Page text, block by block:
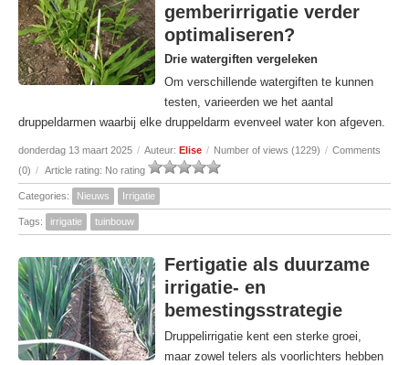
gemberirrigatie verder
optimaliseren?
Drie watergiften vergeleken
Om verschillende watergiften te kunnen
testen, varieerden we het aantal
druppeldarmen waarbij elke druppeldarm evenveel water kon afgeven.
donderdag 13 maart 2025 / Auteur: Elise / Number of views (1229) / Comments
(0) / Article rating: No rating
Categories: Nieuws Irrigatie
Tags: irrigatie tuinbouw
Fertigatie als duurzame
irrigatie- en
bemestingsstrategie
Druppelirrigatie kent een sterke groei,
maar zowel telers als voorlichters hebben